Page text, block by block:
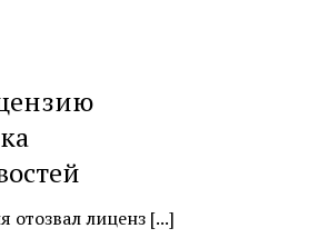
лиценз [...]